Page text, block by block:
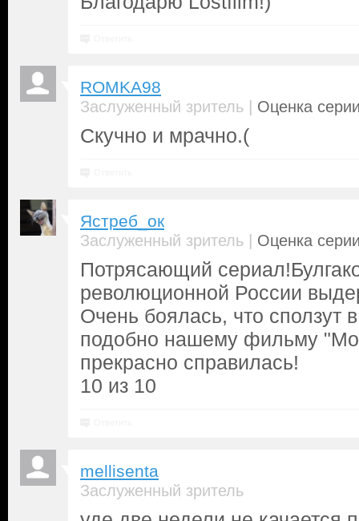
ROMKA98
Заслуженный зритель | Оценка
Скучно и мрачно.(
Ястреб_ок
Заслуженный зритель | Оценка
Потрясающий
революционной России
Очень боялась, что сползут
подобно нашему фильму
прекрасно справилась!
10 из 10
mellisenta
Заслуженный зритель